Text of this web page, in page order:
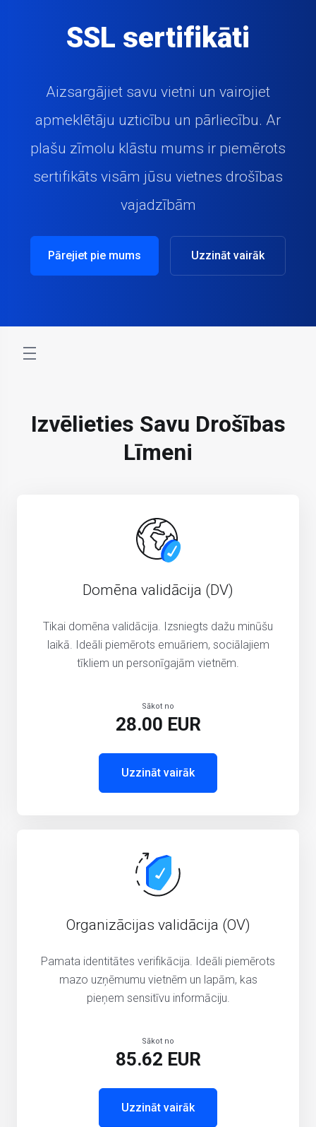
SSL sertifikāti
Aizsargājiet savu vietni un vairojiet
apmeklētāju uzticību un pārliecību. Ar
plašu zīmolu klāstu mums ir piemērots
sertifikāts visām jūsu vietnes drošības
vajadzībām
Pārejiet pie mums Uzzināt vairāk
store.toggleNav
Izvēlieties Savu Drošības
Līmeni
Domēna validācija (DV)
Tikai domēna validācija. Izsniegts dažu minūšu
laikā. Ideāli piemērots emuāriem, sociālajiem
tīkliem un personīgajām vietnēm.
Sākot no
28.00 EUR
Uzzināt vairāk
Organizācijas validācija (OV)
Pamata identitātes verifikācija. Ideāli piemērots
mazo uzņēmumu vietnēm un lapām, kas
pieņem sensitīvu informāciju.
Sākot no
85.62 EUR
Uzzināt vairāk